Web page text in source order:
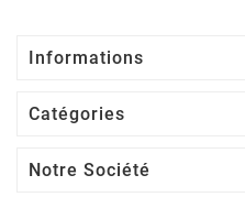
Informations
Catégories
Notre Société